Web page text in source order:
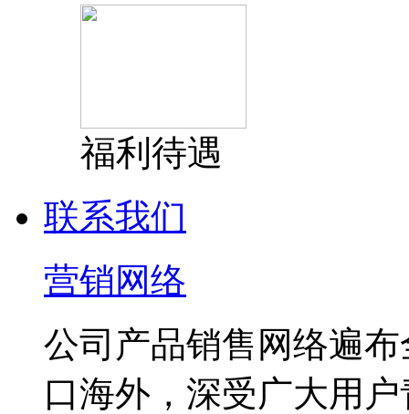
福利待遇
联系我们
营销网络
公司产品销售网络遍
口海外，深受广大用